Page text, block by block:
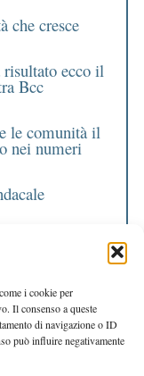
i cookie per
Il consenso a queste
di navigazione o ID
può influire negativamente
che cresce
risultato ecco il
Bcc
le comunità il
nei numeri
e 2 milioni